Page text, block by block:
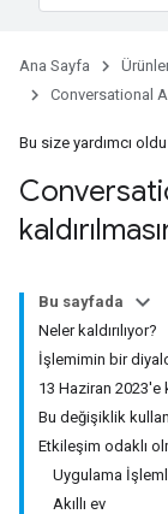
Ana Sayfa
Conversational
Bu size yardımcı
Bu sayfada
Neler kaldırılıyor?
İşlemimin bir
13 Haziran
Bu değişiklik
Etkileşim odaklı
Uygulama
Akıllı ev